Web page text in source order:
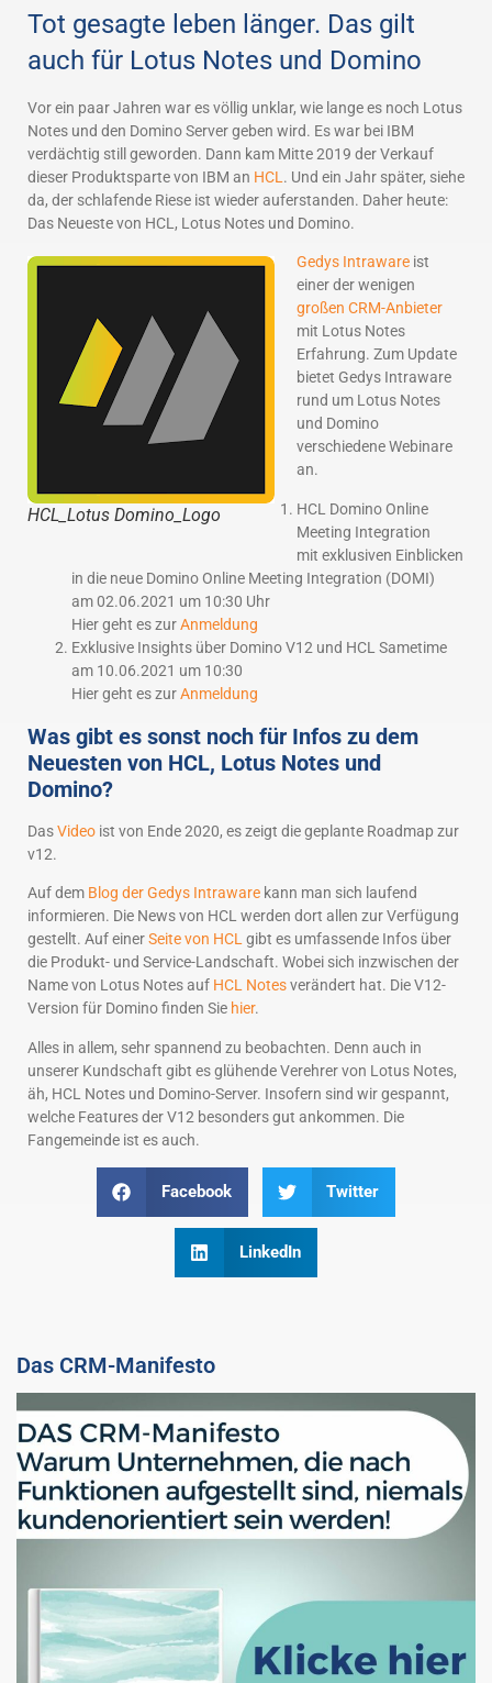
Tot gesagte leben länger. Das gilt
auch für Lotus Notes und Domino
Vor ein paar Jahren war es völlig unklar, wie lange es noch Lotus
Notes und den Domino Server geben wird. Es war bei IBM
verdächtig still geworden. Dann kam Mitte 2019 der Verkauf
dieser Produktsparte von IBM an HCL . Und ein Jahr später, siehe
da, der schlafende Riese ist wieder auferstanden. Daher heute:
Das Neueste von HCL, Lotus Notes und Domino.
HCL_Lotus Domino_Logo
Gedys Intraware ist
einer der wenigen
großen CRM-Anbieter
mit Lotus Notes
Erfahrung. Zum Update
bietet Gedys Intraware
rund um Lotus Notes
und Domino
verschiedene Webinare
an.
HCL Domino Online
Meeting Integration
mit exklusiven Einblicken
in die neue Domino Online Meeting Integration (DOMI)
am 02.06.2021 um 10:30 Uhr
Hier geht es zurAnmeldung
Exklusive Insights über Domino V12 und HCL Sametime
am 10.06.2021 um 10:30
Hier geht es zurAnmeldung
Was gibt es sonst noch für Infos zu dem
Neuesten von HCL, Lotus Notes und
Domino?
DasVideo ist von Ende 2020, es zeigt die geplante Roadmap zur
v12.
Auf dem Blog der Gedys Intraware kann man sich laufend
informieren. Die News von HCL werden dort allen zur Verfügung
gestellt. Auf einerSeite von HCL gibt es umfassende Infos über
die Produkt- und Service-Landschaft. Wobei sich inzwischen der
Name von Lotus Notes auf HCL Notesverändert hat. Die V12-
Version für Domino finden Sie hier.
Alles in allem, sehr spannend zu beobachten. Denn auch in
unserer Kundschaft gibt es glühende Verehrer von Lotus Notes,
äh, HCL Notes und Domino-Server. Insofern sind wir gespannt,
welche Features der V12 besonders gut ankommen. Die
Fangemeinde ist es auch.
Facebook Twitter
LinkedIn
Das CRM-Manifesto